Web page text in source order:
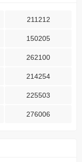
211212
150205
262100
214254
225503
276006